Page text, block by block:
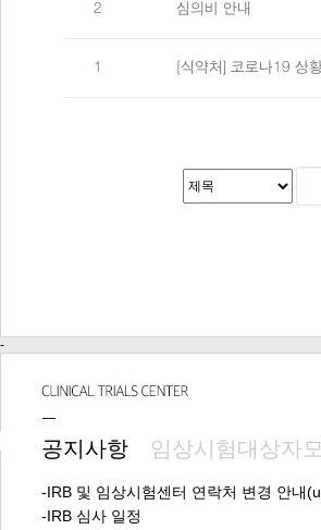
2 심의비 안내
1 [식약처] 코로나19 상
-
공지사항 임상시험대상자
-IRB 및 임상시험센터 연락처 변경 안내
-IRB 심사 일정